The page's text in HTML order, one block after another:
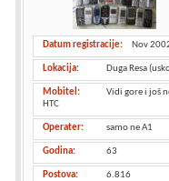
Datum registracije Nov
Lokacija Duga Resa
Mobitel
Vidi gore i još
HTC
Operater samo ne A1
Godina 63
Postova
6.816